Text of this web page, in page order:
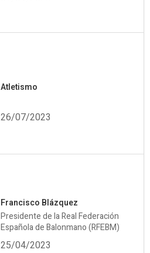
Atletismo
26/07/2023
Francisco Blázquez
Presidente de la Real Federación
Española de Balonmano (RFEBM)
25/04/2023